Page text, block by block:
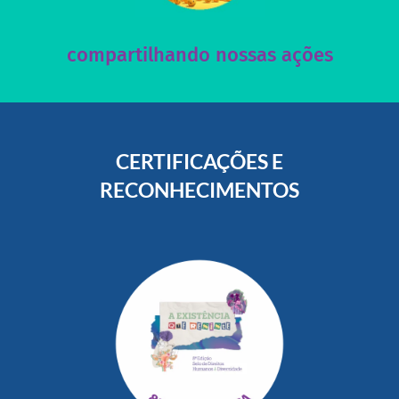
compartilhando nossas ações
Acesse nossas redes sociais e nos ajude compartilhando
CERTIFICAÇÕES E
RECONHECIMENTOS